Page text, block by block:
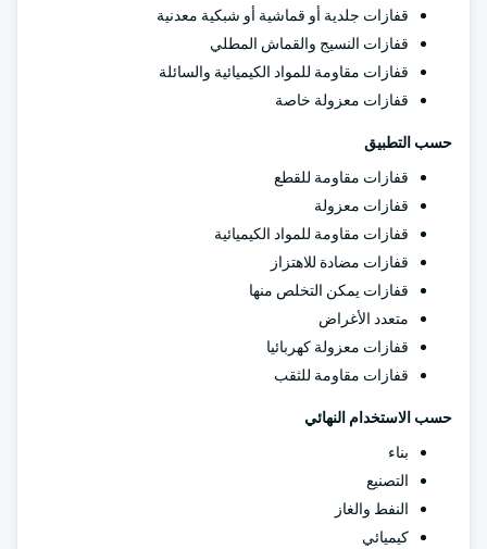
قفازات جلدية أو قماشية أو شبكية معدنية
قفازات النسيج والقماش المطلي
قفازات مقاومة للمواد الكيميائية والسائلة
قفازات معزولة خاصة
حسب التطبيق
قفازات مقاومة للقطع
قفازات معزولة
قفازات مقاومة للمواد الكيميائية
قفازات مضادة للاهتزاز
قفازات يمكن التخلص منها
متعدد الأغراض
قفازات معزولة كهربائيا
قفازات مقاومة للثقب
حسب الاستخدام النهائي
بناء
التصنيع
النفط والغاز
كيميائي